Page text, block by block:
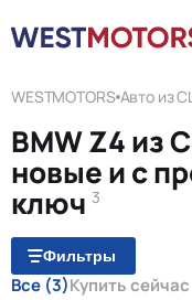
WESTMOTORS Авто из
BMW Z4 из
новые и с
ключ 3
Фильтры
Все (3)Купить сейчас